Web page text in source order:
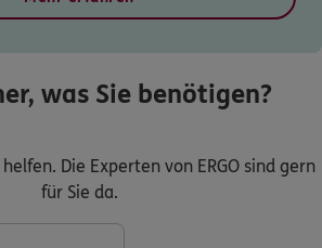
was Sie benötigen?
Die Experten von ERGO sind gern
für Sie da.